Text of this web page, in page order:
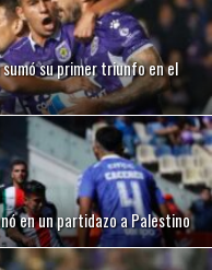
su primer triunfo en el
en un partidazo a Palestino